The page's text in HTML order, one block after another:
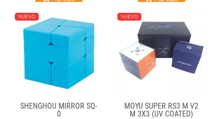
NUEVO
SHENGHOU MIRROR SQ-
0
NUEVO
MOYU SUPER RS3 M V2
M 3X3 (UV COATED)